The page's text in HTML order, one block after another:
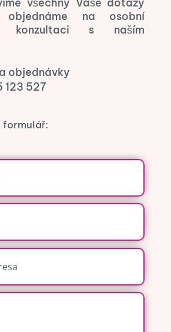
všechny Vaše dotazy
na osobní
konzultaci s naším
objednávky
123 527
formulář: